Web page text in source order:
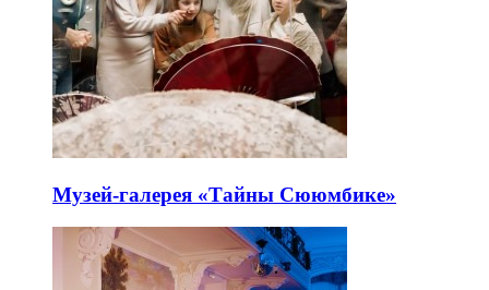
Музей-галерея «Тайны Сююмбике»